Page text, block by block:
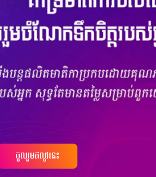
។
ចូលរួមឥលូវនេះ